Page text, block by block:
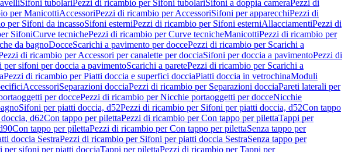
Sifoni tubolariPezzi di ricambio per Sifoni tubolariSifoni a doppia cameraPezzi di
per ManicottiAccessoriPezzi di ricambio per AccessoriSifoni per apparecchiPezzi di
per Sifoni da incassoSifoni esterniPezzi di ricambio per Sifoni esterniAllacciamentiPezzi di
SifoniCurve tecnichePezzi di ricambio per Curve tecnicheManicottiPezzi di ricambio per
da bagnoDocceScarichi a pavimento per doccePezzi di ricambio per Scarichi a
di ricambio per Accessori per canalette per docciaSifoni per doccia a pavimentoPezzi di
sifoni per doccia a pavimentoScarichi a paretePezzi di ricambio per Scarichi a
Pezzi di ricambio per Piatti doccia e superfici docciaPiatti doccia in vetrochinaModuli
AccessoriSeparazioni docciaPezzi di ricambio per Separazioni docciaPareti laterali per
per doccePezzi di ricambio per Nicchie portaoggetti per docceNicchie
Sifoni per piatti doccia, d52Pezzi di ricambio per Sifoni per piatti doccia, d52Con tappo
d62Con tappo per pilettaPezzi di ricambio per Con tappo per pilettaTappi per
Con tappo per pilettaPezzi di ricambio per Con tappo per pilettaSenza tappo per
doccia SestraPezzi di ricambio per Sifoni per piatti doccia SestraSenza tappo per
per sifoni per piatti docciaTappi per pilettaPezzi di ricambio per Tappi per